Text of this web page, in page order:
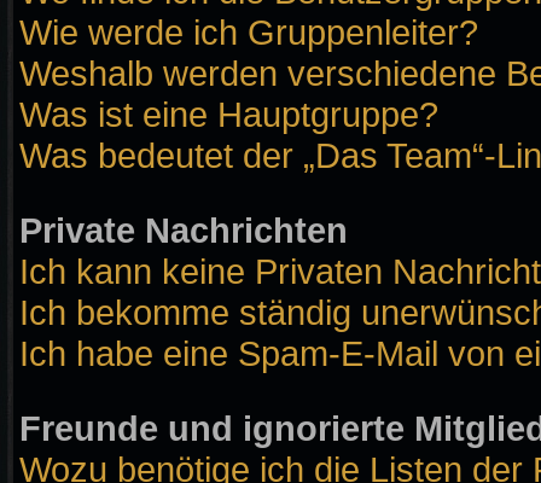
Wie werde ich Gruppenleiter?
Weshalb werden verschiedene
Was ist eine Hauptgruppe?
Was bedeutet der „Das Team“-
Private Nachrichten
Ich kann keine Privaten
Ich bekomme ständig
Ich habe eine Spam-E-Mail von
Freunde und ignorierte
Wozu benötige ich die Listen